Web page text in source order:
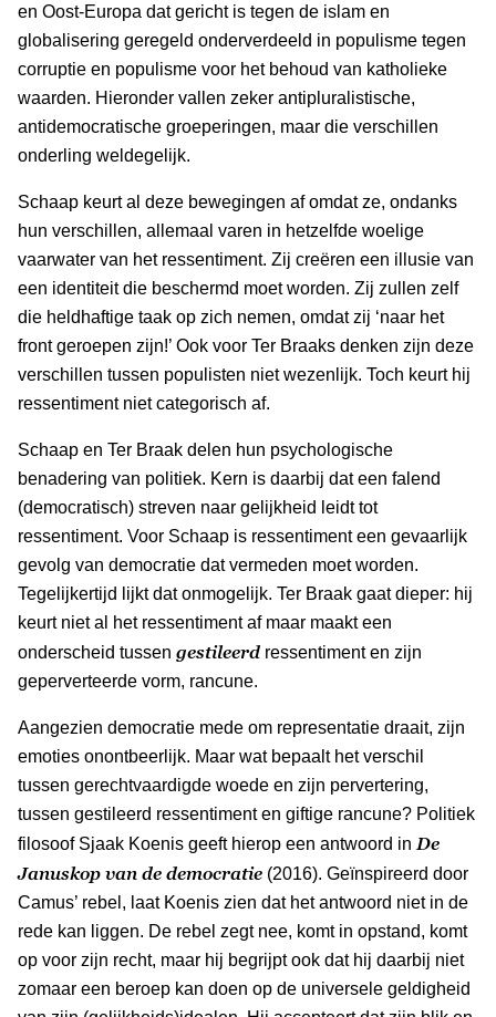
en Oost-Europa dat gericht is tegen de islam en
globalisering geregeld onderverdeeld in populisme tegen
corruptie en populisme voor het behoud van katholieke
waarden. Hieronder vallen zeker antipluralistische,
antidemocratische groeperingen, maar die verschillen
onderling weldegelijk.
Schaap keurt al deze bewegingen af omdat ze, ondanks
hun verschillen, allemaal varen in hetzelfde woelige
vaarwater van het ressentiment. Zij creëren een illusie van
een identiteit die beschermd moet worden. Zij zullen zelf
die heldhaftige taak op zich nemen, omdat zij ‘naar het
front geroepen zijn!’ Ook voor Ter Braaks denken zijn deze
verschillen tussen populisten niet wezenlijk. Toch keurt hij
ressentiment niet categorisch af.
Schaap en Ter Braak delen hun psychologische
benadering van politiek. Kern is daarbij dat een falend
(democratisch) streven naar gelijkheid leidt tot
ressentiment. Voor Schaap is ressentiment een gevaarlijk
gevolg van democratie dat vermeden moet worden.
Tegelijkertijd lijkt dat onmogelijk. Ter Braak gaat dieper: hij
keurt niet al het ressentiment af maar maakt een
onderscheid tussen gestileerd ressentiment en zijn
geperverteerde vorm, rancune.
Aangezien democratie mede om representatie draait, zijn
emoties onontbeerlijk. Maar wat bepaalt het verschil
tussen gerechtvaardigde woede en zijn pervertering,
tussen gestileerd ressentiment en giftige rancune? Politiek
filosoof Sjaak Koenis geeft hierop een antwoord in De
Januskop van de democratie (2016). Geïnspireerd door
Camus’ rebel, laat Koenis zien dat het antwoord niet in de
rede kan liggen. De rebel zegt nee, komt in opstand, komt
op voor zijn recht, maar hij begrijpt ook dat hij daarbij niet
zomaar een beroep kan doen op de universele geldigheid